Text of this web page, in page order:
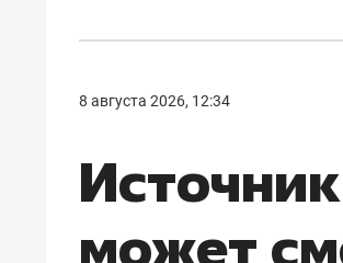
8 августа 2026, 12:34
может